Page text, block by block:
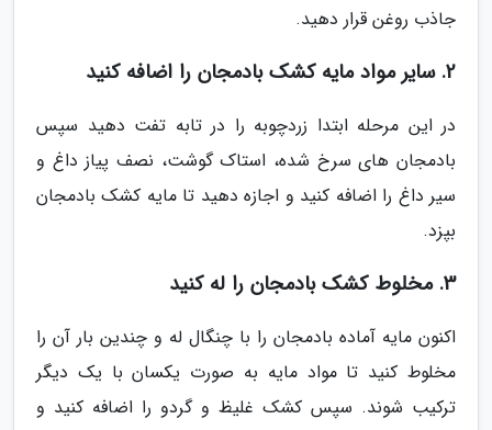
جاذب روغن قرار دهید.
2. سایر مواد مایه کشک بادمجان را اضافه کنید
در این مرحله ابتدا زردچوبه را در تابه تفت دهید سپس
بادمجان های سرخ شده، استاک گوشت، نصف پیاز داغ و
سیر داغ را اضافه کنید و اجازه دهید تا مایه کشک بادمجان
بپزد.
3. مخلوط کشک بادمجان را له کنید
اکنون مایه آماده بادمجان را با چنگال له و چندین بار آن را
مخلوط کنید تا مواد مایه به صورت یکسان با یک دیگر
ترکیب شوند. سپس کشک غلیظ و گردو را اضافه کنید و